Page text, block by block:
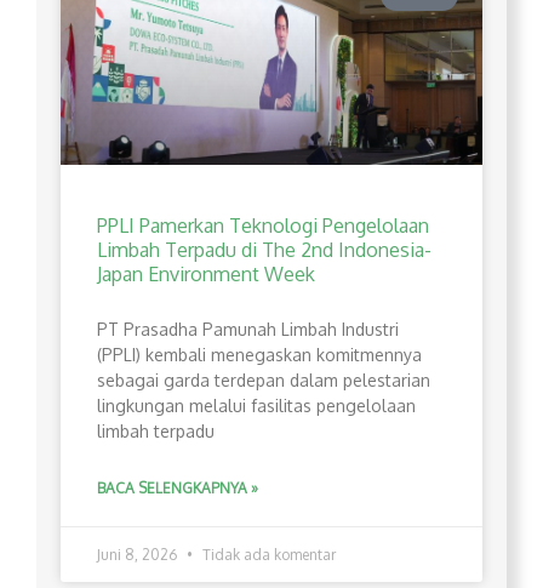
PPLI Pamerkan Teknologi Pengelolaan
Limbah Terpadu di The 2nd Indonesia-
Japan Environment Week
PT Prasadha Pamunah Limbah Industri
(PPLI) kembali menegaskan komitmennya
sebagai garda terdepan dalam pelestarian
lingkungan melalui fasilitas pengelolaan
limbah terpadu
BACA SELENGKAPNYA »
Juni 8, 2026 Tidak ada komentar